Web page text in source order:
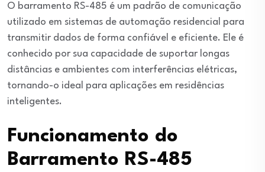
O barramento RS-485 é um padrão de comunicação
utilizado em sistemas de automação residencial para
transmitir dados de forma confiável e eficiente. Ele é
conhecido por sua capacidade de suportar longas
distâncias e ambientes com interferências elétricas,
tornando-o ideal para aplicações em residências
inteligentes.
Funcionamento do
Barramento RS-485